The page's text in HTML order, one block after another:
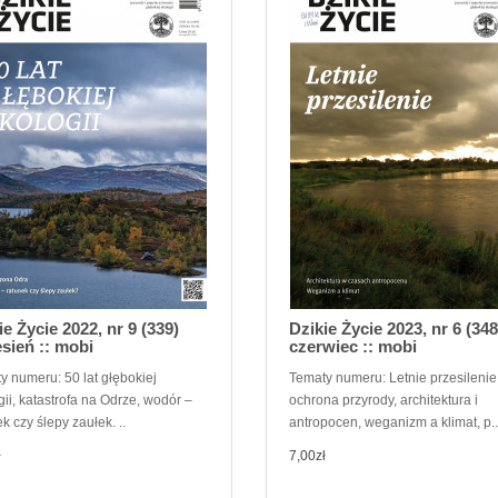
Życie 2022, nr 9 (339)
:: mobi
numeru: 50 lat głębokiej
katastrofa na Odrze, wodór –
czy ślepy zaułek. ..
Dzikie Życie 2023, nr 6
czerwiec :: mobi
Tematy numeru: Letnie
ochrona przyrody, architektura i
antropocen, weganizm a klimat, p..
7,00zł